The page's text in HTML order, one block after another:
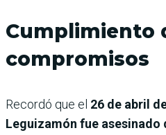
Cumplimiento
compromisos
Recordó que el 26 de abril
Leguizamón fue asesinado